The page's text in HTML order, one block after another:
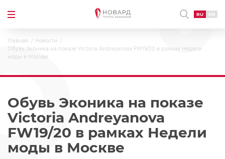
RU EN
Главная
Новости
Обувь Эконика на показе Victoria Andreyanova FW19/20 в рамках Недели
моды в Москве
Обувь Эконика на показе
Victoria Andreyanova
FW19/20 в рамках Недели
моды в Москве